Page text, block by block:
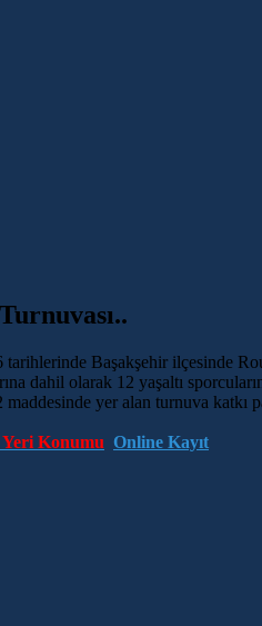
Başakşehir ilçesinde
dahil olarak 12 yaşaltı
yer alan turnuva katkı
Konumu Online Kayıt